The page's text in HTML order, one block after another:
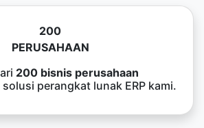
200
PERUSAHAAN
200 bisnis perusahaan
perangkat lunak ERP kami.